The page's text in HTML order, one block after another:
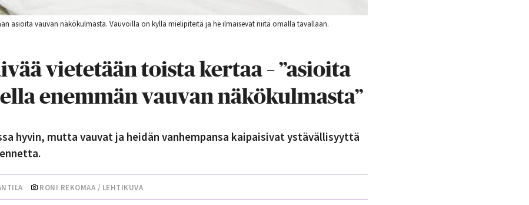
asioita vauvan näkökulmasta. Vauvoilla on kyllä mielipiteitä ja he ilmaisevat niitä omalla tavallaan.
vietetään toista kertaa – ”asioita
enemmän vauvan näkökulmasta”
hyvin, mutta vauvat ja heidän vanhempansa kaipaisivat ystävällisyyttä
RONI REKOMAA / LEHTIKUVA